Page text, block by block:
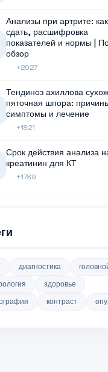
Анализы при артрите:
сдать, расшифровка
показателей и нормы |
обзор
+2027
Тендиноз ахиллова
пяточная шпора:
симптомы и лечение
+1821
Срок действия анализа
креатинин для КТ
+1789
диагностика
здоровье
контраст